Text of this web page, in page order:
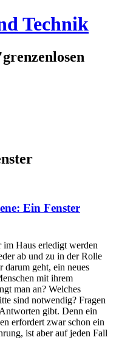
Technik
Ein Fenster
im Haus erledigt werden
ab und zu in der Rolle
darum geht, ein neues
mit ihrem
man an? Welches
sind notwendig? Fragen
gibt. Denn ein
erfordert zwar schon ein
ist aber auf jeden Fall